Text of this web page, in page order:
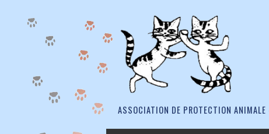
ASSOCIATION DE PROTECTION